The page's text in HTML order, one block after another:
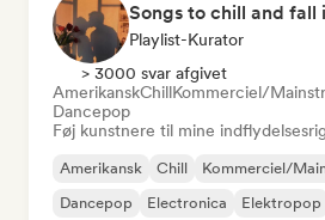
Songs to chill and fall
Playlist-Kurator
> 3000 svar afgivet
AmerikanskChillKommerciel/
Dancepop
Føj kunstnere til mine
Amerikansk Chill Kommerciel/
Dancepop
Electronica Elektropop